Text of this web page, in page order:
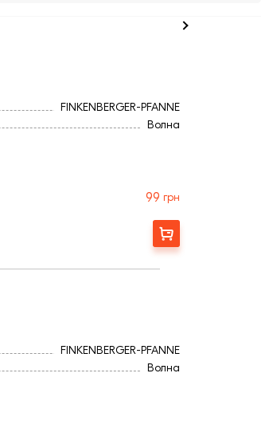
FINKENBERGER-PFANNE
Волна
99 грн
Купити
FINKENBERGER-PFANNE
Волна